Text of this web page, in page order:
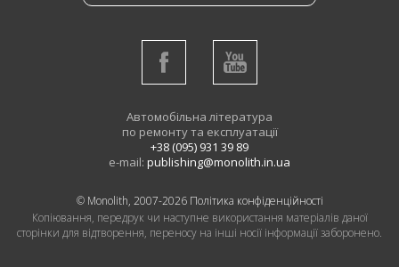
Автомобільна література
по ремонту та експлуатації
+38 (095) 931 39 89
e-mail: publishing@monolith.in.ua
© Monolith, 2007-2026 Політика конфіденційності
Копіювання, передрук чи наступне використання матеріалів даної
сторінки для відтворення, переносу на інші носії інформації заборонено.